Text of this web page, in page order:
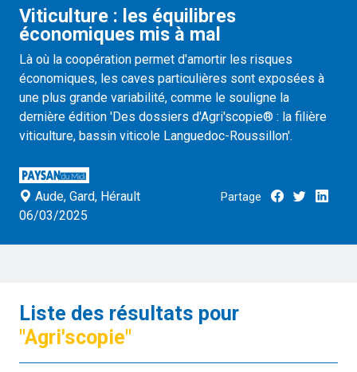
Viticulture : les équilibres
économiques mis à mal
Là où la coopération permet d'amortir les risques
économiques, les caves particulières sont exposées à
une plus grande variabilité, comme le souligne la
dernière édition 'Des dossiers d'Agri'scopie® : la filière
viticulture, bassin viticole Languedoc-Roussillon'.
Aude, Gard, Hérault
06/03/2025
Partage
Liste des résultats pour
"Agri'scopie"